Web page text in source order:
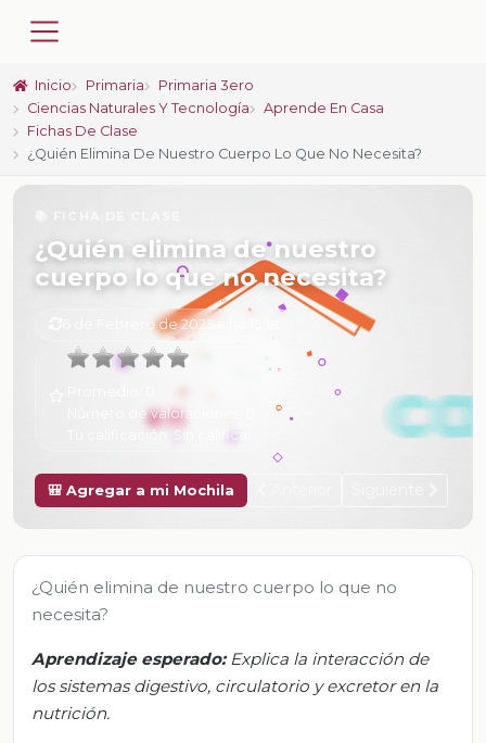
Inicio Primaria
Primaria 3ero
Ciencias Naturales Y Tecnología
Aprende En Casa
Fichas De Clase
¿Quién Elimina De Nuestro Cuerpo Lo Que No Necesita?
¿Quién elimina de nuestro
cuerpo lo que no necesita?
6 de Febrero de 2025 a las 15:18
Número de valoraciones:
Tu calificación: Sin calificar
🎒 Agregar a mi Mochila
¿Quién elimina de nuestro cuerpo lo que no
necesita?
Aprendizaje esperado:Explica la interacción de
los sistemas digestivo, circulatorio y excretor en la
nutrición.